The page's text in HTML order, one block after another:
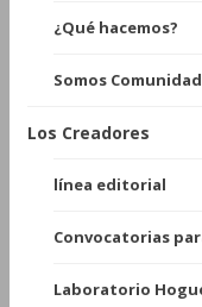
¿Qué hacemos?
Somos Comunidad
Los Creadores
línea editorial
Convocatorias
Laboratorio